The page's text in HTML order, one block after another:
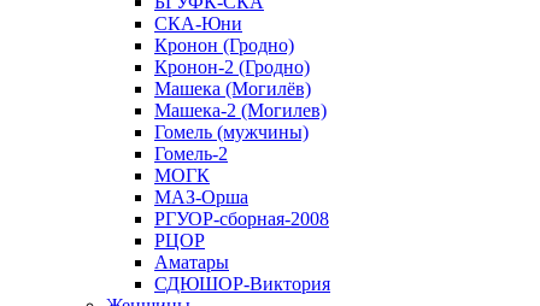
СКА-Юни
Кронон (Гродно)
Кронон-2 (Гродно)
Машека (Могилёв)
Машека-2 (Могилев)
Гомель (мужчины)
Гомель-2
МОГК
МАЗ-Орша
РГУОР-сборная-2008
РЦОР
Аматары
СДЮШОР-Виктория